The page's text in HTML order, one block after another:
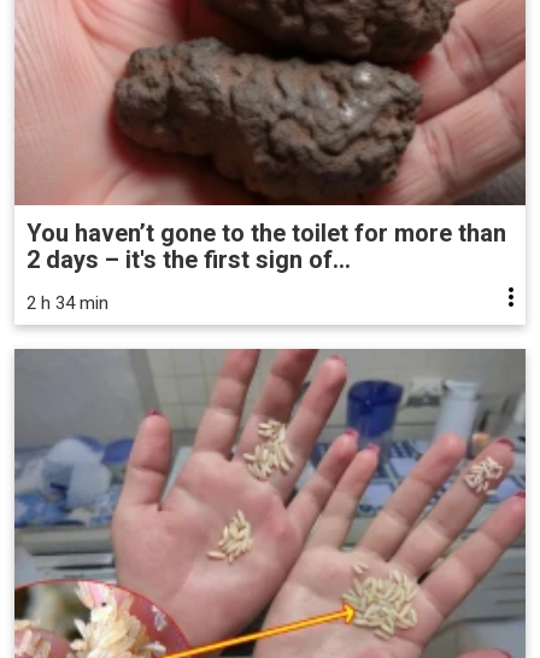
You haven’t gone to the toilet for more than
2 days – it's the first sign of...
2 h 34 min